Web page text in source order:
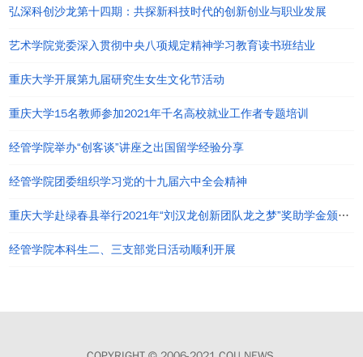
弘深科创沙龙第十四期：共探新科技时代的创新创业与职业发展
艺术学院党委深入贯彻中央八项规定精神学习教育读书班结业
重庆大学开展第九届研究生女生文化节活动
重庆大学15名教师参加2021年千名高校就业工作者专题培训
经管学院举办“创客谈”讲座之出国留学经验分享
经管学院团委组织学习党的十九届六中全会精神
重庆大学赴绿春县举行2021年“刘汉龙创新团队龙之梦”奖助学金颁发仪式
经管学院本科生二、三支部党日活动顺利开展